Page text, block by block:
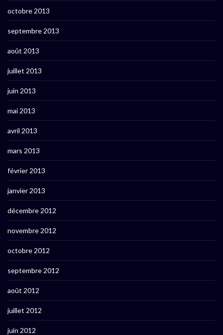
octobre 2013
septembre 2013
août 2013
juillet 2013
juin 2013
mai 2013
avril 2013
mars 2013
février 2013
janvier 2013
décembre 2012
novembre 2012
octobre 2012
septembre 2012
août 2012
juillet 2012
juin 2012